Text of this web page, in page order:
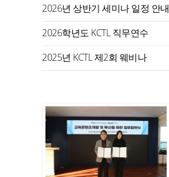
2026년 상반기 세미나 일정 안내
2026학년도 KCTL 직무연수
2025년 KCTL 제2회 웨비나